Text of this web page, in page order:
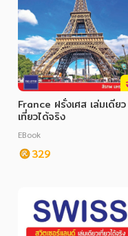
วรรณกรรม
การเกษตร ชีววิทยา
การเรียน การศึกษา
เทคโนโลยี การสื่อสาร
ภาษาศาสตร์
ความรู้ทั่วไป
การ์ตูนความรู้ การ์ตูน
France ฝรั่งเศส เล่มเดียว
เที่ยวได้จริง
EBook
329